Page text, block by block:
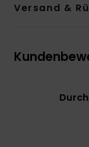
Versand &